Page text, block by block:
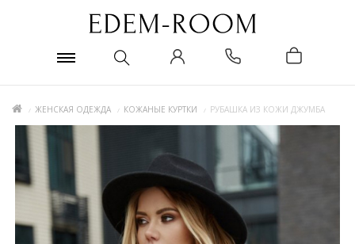
ЖЕНСКАЯ ОДЕЖДА КОЖАНЫЕ КУРТКИ РУБАШКА ИЗ КОЖИ ДЖУМБА